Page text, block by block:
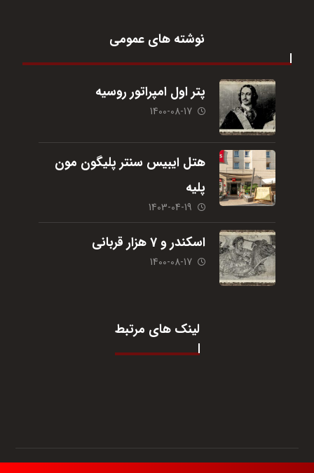
نوشته های عمومی
پتر اول امپراتور روسیه
1400-08-17
هتل ایبیس سنتر پلیگون مون
پلیه
1403-04-19
اسکندر و 7 هزار قربانی
1400-08-17
لینک های مرتبط